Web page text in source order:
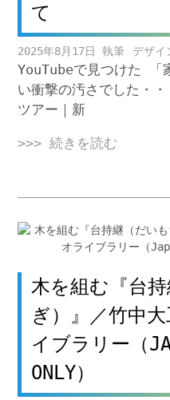
て
2025年8月17日 デザ
YouTubeで見つけた 「
い衝撃の汚さでした・
ツアー｜新
>>> 続きを読む
木を組む『台
ぎ）』／竹中
イブラリー（
ONLY）